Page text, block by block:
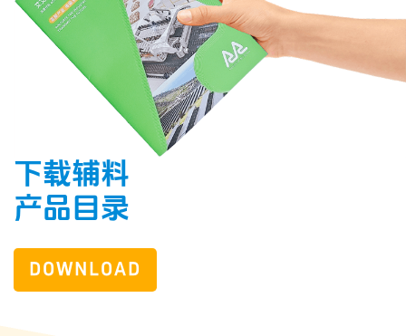
下载辅料
产品目录
DOWNLOAD